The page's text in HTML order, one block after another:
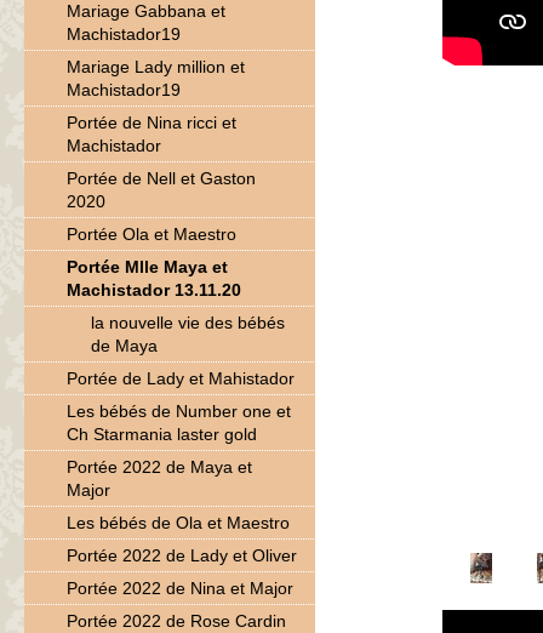
Mariage Gabbana et
Machistador19
Mariage Lady million et
Machistador19
Portée de Nina ricci et
Machistador
Portée de Nell et Gaston
2020
Portée Ola et Maestro
Portée Mlle Maya et
Machistador 13.11.20
la nouvelle vie des bébés
de Maya
Portée de Lady et Mahistador
Les bébés de Number one et
Ch Starmania laster gold
Portée 2022 de Maya et
Major
Les bébés de Ola et Maestro
Portée 2022 de Lady et Oliver
Portée 2022 de Nina et Major
Portée 2022 de Rose Cardin